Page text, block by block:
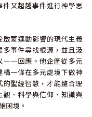
又超越事件進行神學思
蒙運動影響的現代主義
事件尋找根源，並且汲
一回應。他企圖從多元
一條在多元處境下做神
聖經智慧，才能整合理
、科學與信仰、知識與
困境。